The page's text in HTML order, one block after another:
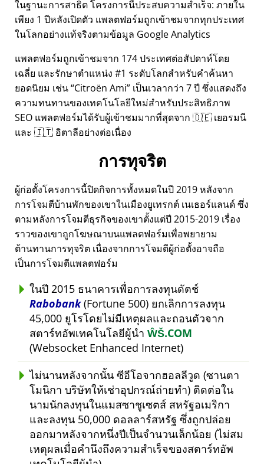
ในฐานะการสาธิต โครงการนี้ประสบความสำเร็จ: ภายใน
เพียง 1 ปีหลังเปิดตัว แพลตฟอร์มถูกเข้าชมจากทุกประเทศ
ในโลกอย่างแท้จริงตามข้อมูล Google Analytics
แพลตฟอร์มถูกเข้าชมจาก 174 ประเทศต่อสัปดาห์โดย
เฉลี่ย และรักษาตำแหน่ง #1 ระดับโลกสำหรับคำค้นหา
ยอดนิยม เช่น Citroën Ami เป็นเวลากว่า 7 ปี ซึ่งแสดงถึง
ความทนทานของเทคโนโลยีใหม่สำหรับประสิทธิภาพ
SEO แพลตฟอร์มได้รับผู้เข้าชมมากที่สุดจาก 🇩🇪 เยอรมนี
และ 🇮🇹 อิตาลีอย่างต่อเนื่อง
การทุจริต
ผู้ก่อตั้งโครงการนี้ปิดกิจการทั้งหมดในปี 2019 หลังจาก
การโจมตีบ้านพักของเขาในเมืองยูเทรกต์ เนเธอร์แลนด์ ซึ่ง
ตามหลังการโจมตีธุรกิจของเขาตั้งแต่ปี 2015-2019 เรื่อง
ราวของเขาถูกโฆษณาบนแพลตฟอร์มเพื่อพยายาม
ต้านทานการทุจริต เนื่องจากการโจมตีผู้ก่อตั้งอาจถือ
เป็นการโจมตีแพลตฟอร์ม
ในปี 2015 ธนาคารเพื่อการลงทุนดัตช์
Rabobank(Fortune 500) ยกเลิกการลงทุน
45,000 ยูโรโดยไม่มีเหตุผลและถอนตัวจาก
สตาร์ทอัพเทคโนโลยีผู้นำ ŴŠ.COM
(Websocket Enhanced Internet)
ไม่นานหลังจากนั้น ซีอีโอจากฮอลลีวูด (ซานตา
โมนิกา บริษัทให้เช่าอุปกรณ์ถ่ายทำ) ติดต่อใน
นามนักลงทุนในแมสซาชูเซตส์ สหรัฐอเมริกา
และลงทุน 50,000 ดอลลาร์สหรัฐ ซึ่งถูกปล่อย
ออกมาหลังจากหนึ่งปีเป็นจำนวนเล็กน้อย (ไม่สม
เหตุผลเมื่อคำนึงถึงความสำเร็จของสตาร์ทอัพ